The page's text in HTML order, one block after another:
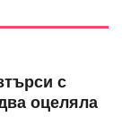
с
оцеляла